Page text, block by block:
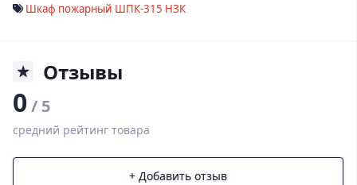
Шкаф пожарный ШПК-315 НЗК
Отзывы
0/ 5
средний рейтинг товара
+ Добавить отзыв